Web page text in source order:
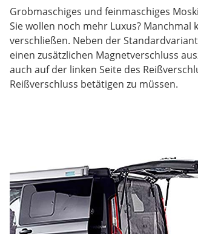
Grobmaschiges und feinmaschiges
Sie wollen noch mehr Luxus?
verschließen. Neben der
einen zusätzlichen Magnetverschluss
auch auf der linken Seite des
Reißverschluss betätigen zu müssen.